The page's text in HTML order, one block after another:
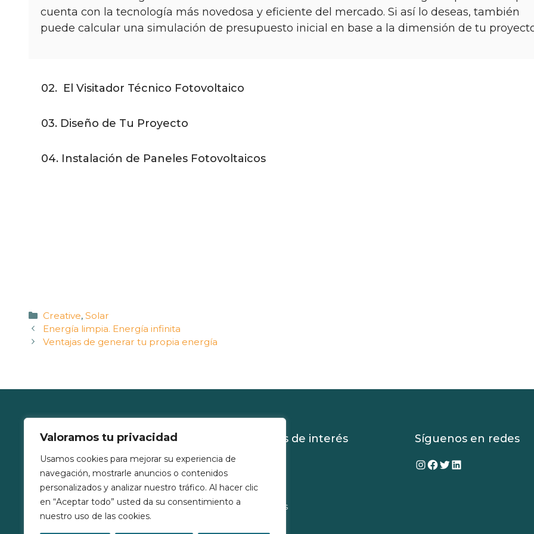
Valoramos tu privacidad
Usamos cookies para mejorar su experiencia de
navegación, mostrarle anuncios o contenidos
personalizados y analizar nuestro tráfico. Al hacer clic
en “Aceptar todo” usted da su consentimiento a
nuestro uso de las cookies.
cuenta con la tecnología más novedosa y eficiente del mercado. Si así lo deseas, también
puede calcular una simulación de presupuesto inicial en base a la dimensión de tu
02. El Visitador Técnico Fotovoltaico
03. Diseño de Tu Proyecto
04. Instalación de Paneles Fotovoltaicos
Categorías
Creative,Solar
Energía limpia. Energía infinita
Ventajas de generar tu propia energía
Full Energía
C/ Riglos, Nº 1
50012, Zaragoza, Aragón, España
(+34) 685 983 780
info@fullenergia.es
Enlaces de interés
Servicios
Proyectos
Síguenos en redes
Instagram
Facebook
Twitter
LinkedIn